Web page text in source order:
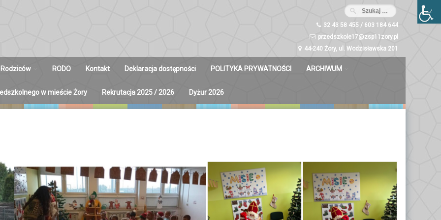
32 43 58 455 / 603 184 644
przedszkole17@zsp11zory.pl
44-240 Żory, ul. Wodzisławska 201
Rodziców RODO Kontakt Deklaracja dostępności POLITYKA PRYWATNOŚCI ARCHIWUM
Świetliki 2023/2024
Bystrzaki 2023/2024
w mieście Żory Rekrutacja 2025 / 2026 Dyżur 2026